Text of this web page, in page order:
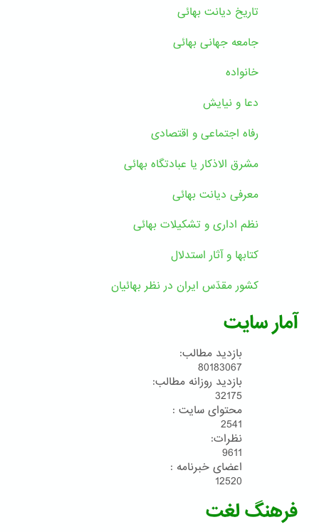
تاریخ دیانت بهائی
جامعه جهانی بهائی
خانواده
دعا و نیایش
رفاه اجتماعی و اقتصادی
مشرق الاذکار یا عبادتگاه بهائی
معرفی دیانت بهائی
نظم اداری و تشکیلات بهائی
کتابها و آثار استدلال
کشور مقدّس ایران در نظر بهائیان
آمار سایت
بازدید مطالب:
80183067
بازدید روزانه مطالب:
32175
محتوای سایت :
2541
نظرات:
9611
اعضای خبرنامه :
12520
فرهنگ لغت